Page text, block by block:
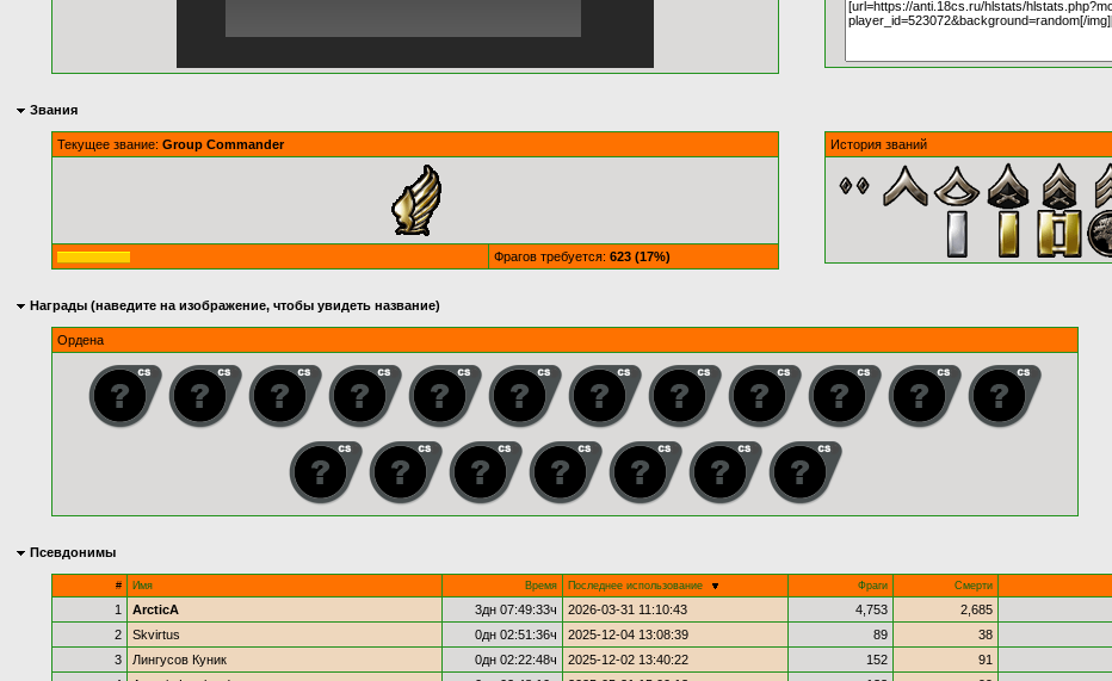
Звания
Текущее звание:Group Commander
Фрагов требуется:623 (17%)
История званий
Награды (наведите на изображение, чтобы увидеть название)
Ордена
Псевдонимы
# Имя Время Последнее использование Фраги Смерти
1 ArcticA 3дн 07:49:33ч 2026-03-31 11:10:43 4,753 2,685
2
Skvirtus 0дн 02:51:36ч 2025-12-04 13:08:39 89 38
3
Лингусов Куник 0дн 02:22:48ч 2025-12-02 13:40:22 152 91